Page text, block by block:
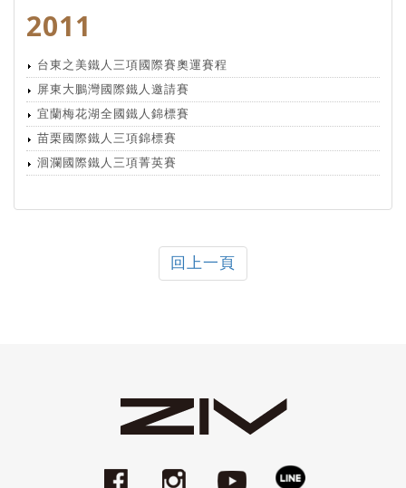
2011
台東之美鐵人三項國際賽奧運賽程
屏東大鵬灣國際鐵人邀請賽
宜蘭梅花湖全國鐵人錦標賽
苗栗國際鐵人三項錦標賽
洄瀾國際鐵人三項菁英賽
回上一頁